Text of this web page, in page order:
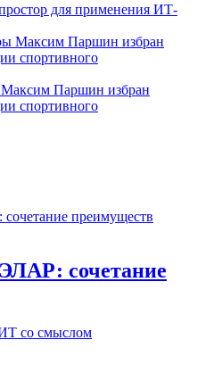
для применения ИТ-
Паршин избран
спортивного
сочетание